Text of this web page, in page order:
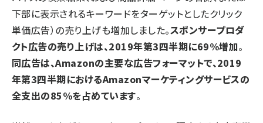
下部に表示されるキーワードをターゲットとしたクリック
単価広告）の売り上げも増加しました。スポンサープロダ
クト広告の売り上げは、2019年第3四半期に69%増加。
同広告は、Amazonの主要な広告フォーマットで、2019
年第3四半期におけるAmazonマーケティングサービスの
全支出の85%を占めています。